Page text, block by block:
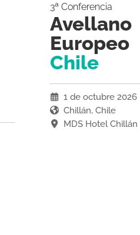
3ª Conferencia
Avellano
Europeo
Chile
1 de octubre 2026
Chillán, Chile
MDS Hotel Chillán